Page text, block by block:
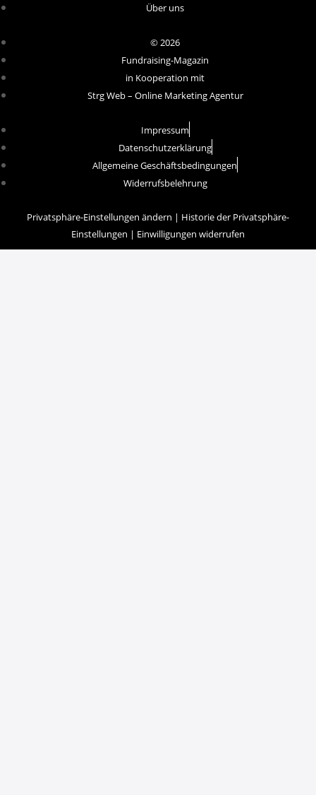
Über uns
© 2026
Fundraising-Magazin
in Kooperation mit
Strg Web – Online Marketing Agentur
Impressum
Datenschutzerklärung
Allgemeine Geschäftsbedingungen
Widerrufsbelehrung
Privatsphäre-Einstellungen ändern | Historie der Privatsphäre-
Einstellungen | Einwilligungen widerrufen